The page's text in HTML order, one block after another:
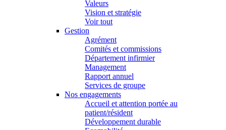
Valeurs
Vision et stratégie
Voir tout
Gestion
Agrément
Comités et commissions
Département infirmier
Management
Rapport annuel
Services de groupe
Nos engagements
Accueil et attention portée au
patient/résident
Développement durable